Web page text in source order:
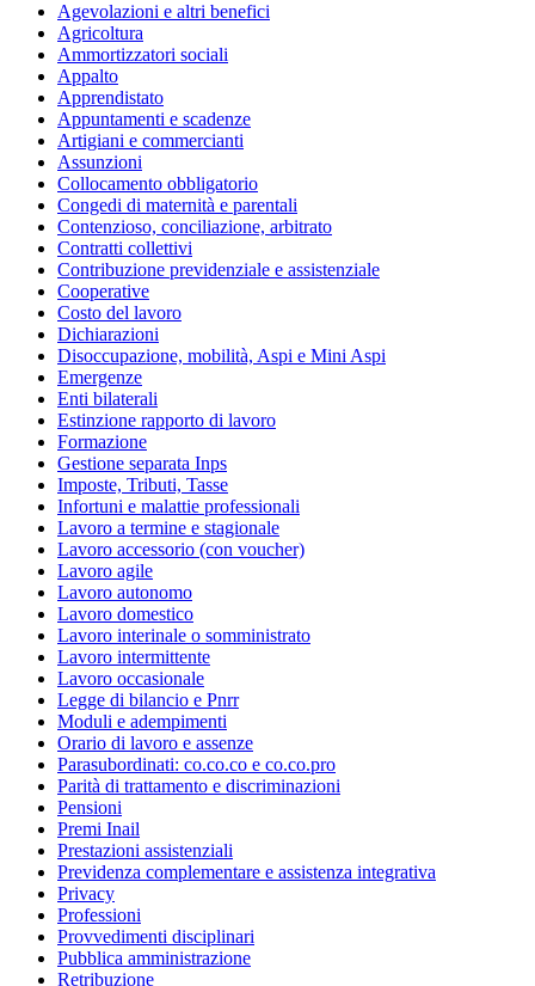
Agevolazioni e altri benefici
Agricoltura
Ammortizzatori sociali
Appalto
Apprendistato
Appuntamenti e scadenze
Artigiani e commercianti
Assunzioni
Collocamento obbligatorio
Congedi di maternità e parentali
Contenzioso, conciliazione, arbitrato
Contratti collettivi
Contribuzione previdenziale e assistenziale
Cooperative
Costo del lavoro
Dichiarazioni
Disoccupazione, mobilità, Aspi e Mini Aspi
Emergenze
Enti bilaterali
Estinzione rapporto di lavoro
Formazione
Gestione separata Inps
Imposte, Tributi, Tasse
Infortuni e malattie professionali
Lavoro a termine e stagionale
Lavoro accessorio (con voucher)
Lavoro agile
Lavoro autonomo
Lavoro domestico
Lavoro interinale o somministrato
Lavoro intermittente
Lavoro occasionale
Legge di bilancio e Pnrr
Moduli e adempimenti
Orario di lavoro e assenze
Parasubordinati: co.co.co e co.co.pro
Parità di trattamento e discriminazioni
Pensioni
Premi Inail
Prestazioni assistenziali
Previdenza complementare e assistenza integrativa
Privacy
Professioni
Provvedimenti disciplinari
Pubblica amministrazione
Retribuzione